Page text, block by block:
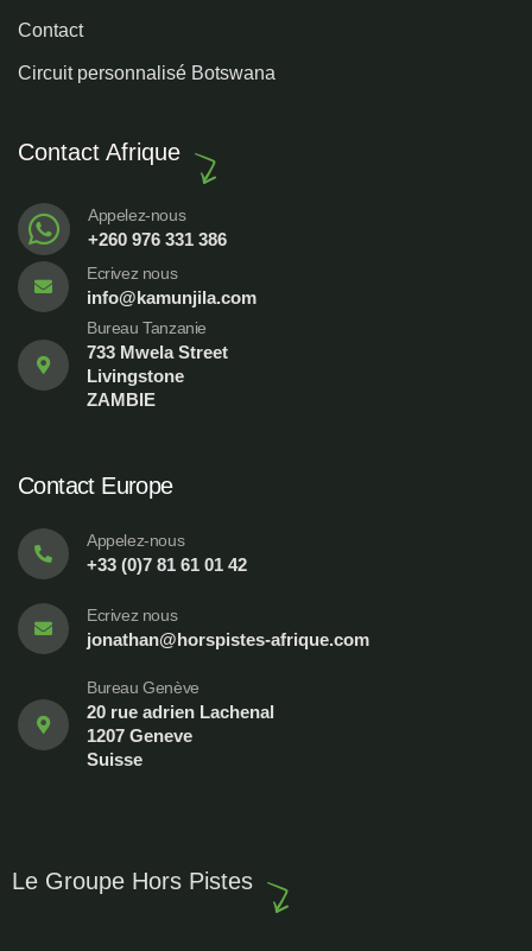
Contact
Circuit personnalisé Botswana
Contact Afrique
Appelez-nous
+260 976 331 386
Ecrivez nous
info@kamunjila.com
Bureau Tanzanie
733 Mwela Street
Livingstone
ZAMBIE
Contact Europe
Appelez-nous
+33 (0)7 81 61 01 42
Ecrivez nous
jonathan@horspistes-afrique.com
Bureau Genève
20 rue adrien Lachenal
1207 Geneve
Suisse
Le Groupe Hors Pistes